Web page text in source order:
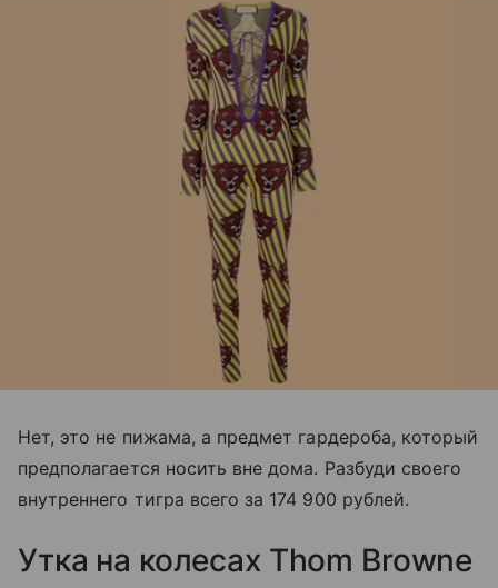
Нет, это не пижама, а предмет гардероба, который
предполагается носить вне дома. Разбуди своего
внутреннего тигра всего за 174 900 рублей.
Утка на колесах Thom Browne